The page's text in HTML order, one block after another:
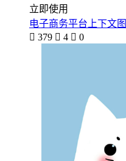
立即使用
电子商务平台上下文图
 379  4  0